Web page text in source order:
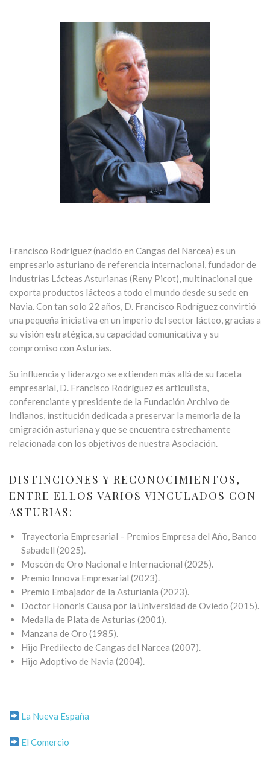
Francisco Rodríguez (nacido en Cangas del Narcea) es un
empresario asturiano de referencia internacional, fundador de
Industrias Lácteas Asturianas (Reny Picot), multinacional que
exporta productos lácteos a todo el mundo desde su sede en
Navia. Con tan solo 22 años, D. Francisco Rodríguez convirtió
una pequeña iniciativa en un imperio del sector lácteo, gracias a
su visión estratégica, su capacidad comunicativa y su
compromiso con Asturias.​
Su influencia y liderazgo se extienden más allá de su faceta
empresarial, D. Francisco Rodríguez es articulista,
conferenciante y presidente de la Fundación Archivo de
Indianos, institución dedicada a preservar la memoria de la
emigración asturiana y que se encuentra estrechamente
relacionada con los objetivos de nuestra Asociación.
DISTINCIONES Y RECONOCIMIENTOS,
ENTRE ELLOS VARIOS VINCULADOS CON
ASTURIAS:
Trayectoria Empresarial – Premios Empresa del Año, Banco
Sabadell (2025).
Moscón de Oro Nacional e Internacional (2025).
Premio Innova Empresarial (2023).
Premio Embajador de la Asturianía (2023).
Doctor Honoris Causa por la Universidad de Oviedo (2015).
Medalla de Plata de Asturias (2001).
Manzana de Oro (1985).
Hijo Predilecto de Cangas del Narcea (2007).
Hijo Adoptivo de Navia (2004).
La Nueva España
El Comercio